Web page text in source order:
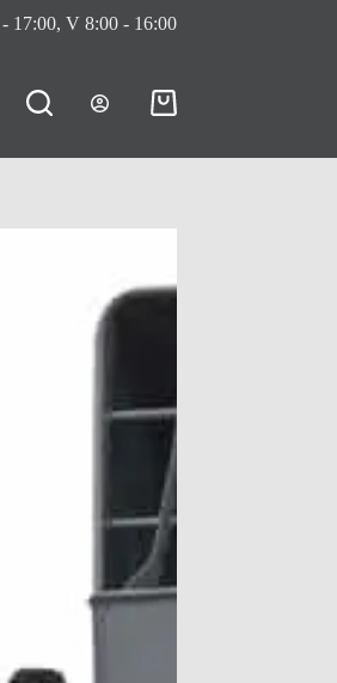
17:00, V 8:00 - 16:00
Pirkinių